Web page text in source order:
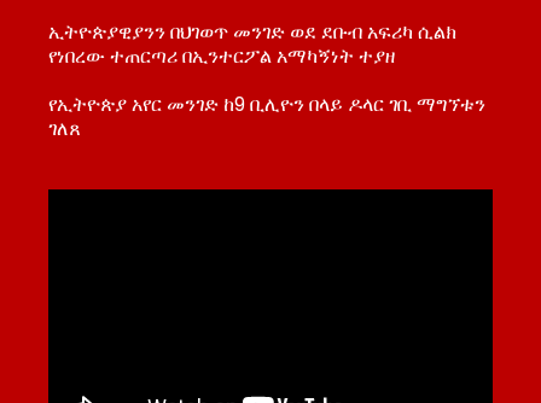
ኢትዮጵያዊያንን በህገወጥ መንገድ ወደ ደቡብ አፍሪካ ሲልክ
የነበረው ተጠርጣሪ በኢንተርፖል አማካኝነት ተያዘ
የኢትዮጵያ አየር መንገድ ከ9 ቢሊዮን በላይ ዶላር ገቢ ማግኘቱን
ገለጸ